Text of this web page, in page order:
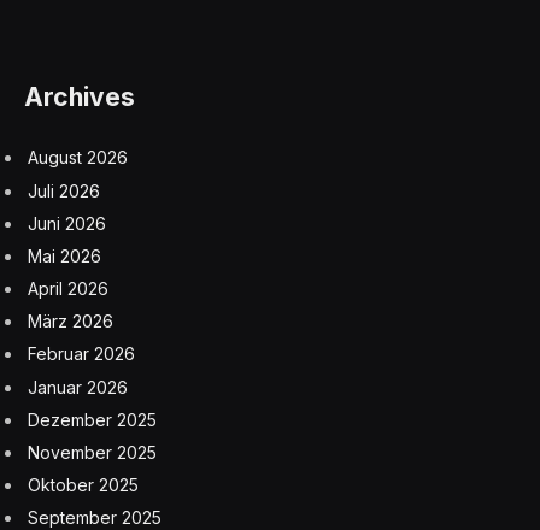
Archives
August 2026
Juli 2026
Juni 2026
Mai 2026
April 2026
März 2026
Februar 2026
Januar 2026
Dezember 2025
November 2025
Oktober 2025
September 2025